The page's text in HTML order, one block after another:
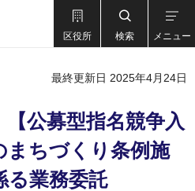
区役所 検索 メニュー
最終更新日 2025年4月24日
【公募型指名競争入
まちづくり条例施
る業務委託